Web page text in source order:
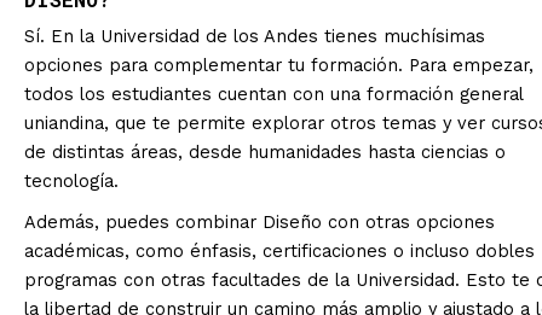
Sí. En la Universidad de los Andes tienes muchísimas
opciones para complementar tu formación. Para empezar,
todos los estudiantes cuentan con una formación general
uniandina, que te permite explorar otros temas y ver
de distintas áreas, desde humanidades hasta ciencias o
tecnología.
Además, puedes combinar Diseño con otras opciones
académicas, como énfasis, certificaciones o incluso dobles
programas con otras facultades de la Universidad. Esto te
la libertad de construir un camino más amplio y ajustado a